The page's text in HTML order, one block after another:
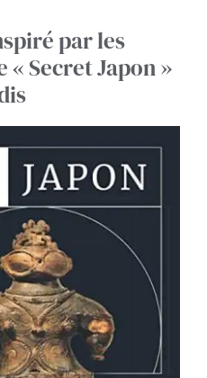
par les
« Secret Japon »